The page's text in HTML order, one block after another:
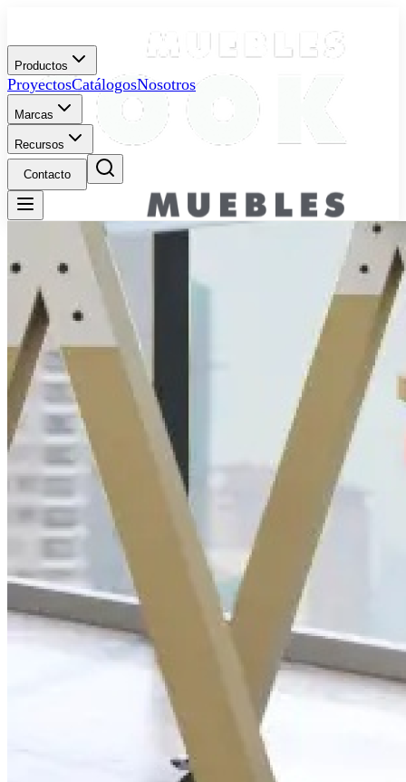
Productos
ProyectosCatálogosNosotros
Marcas
Recursos
Contacto